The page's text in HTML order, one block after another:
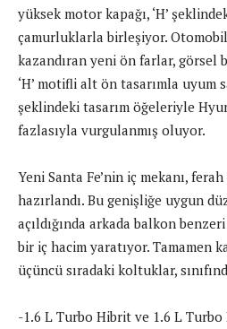
yüksek motor kapağı, ‘H’
çamurluklarla birleşiyor.
kazandıran yeni ön farlar, görsel
‘H’ motifli alt ön tasarımla uyum
şeklindeki tasarım öğeleriyle
fazlasıyla vurgulanmış oluyor.
Yeni Santa Fe’nin iç mekanı,
hazırlandı. Bu genişliğe uygun
açıldığında arkada balkon
bir iç hacim yaratıyor. Tamamen
üçüncü sıradaki koltuklar,
-1.6 L Turbo Hibrit ve 1.6 L